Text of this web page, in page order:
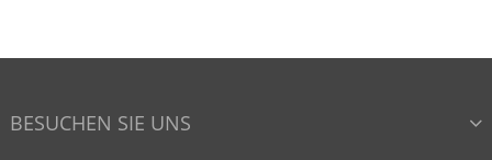
BESUCHEN SIE UNS